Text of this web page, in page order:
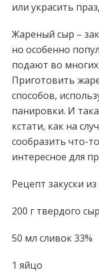
или украсить
Жареный сыр –
но особенно
подают во
Приготовить
способов,
панировки. И
кстати, как на
сообразить что-
интересное для
Рецепт закуски
200 г твердого
50 мл сливок 33%
1 яйцо